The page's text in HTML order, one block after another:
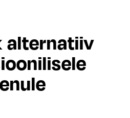
alternatiiv